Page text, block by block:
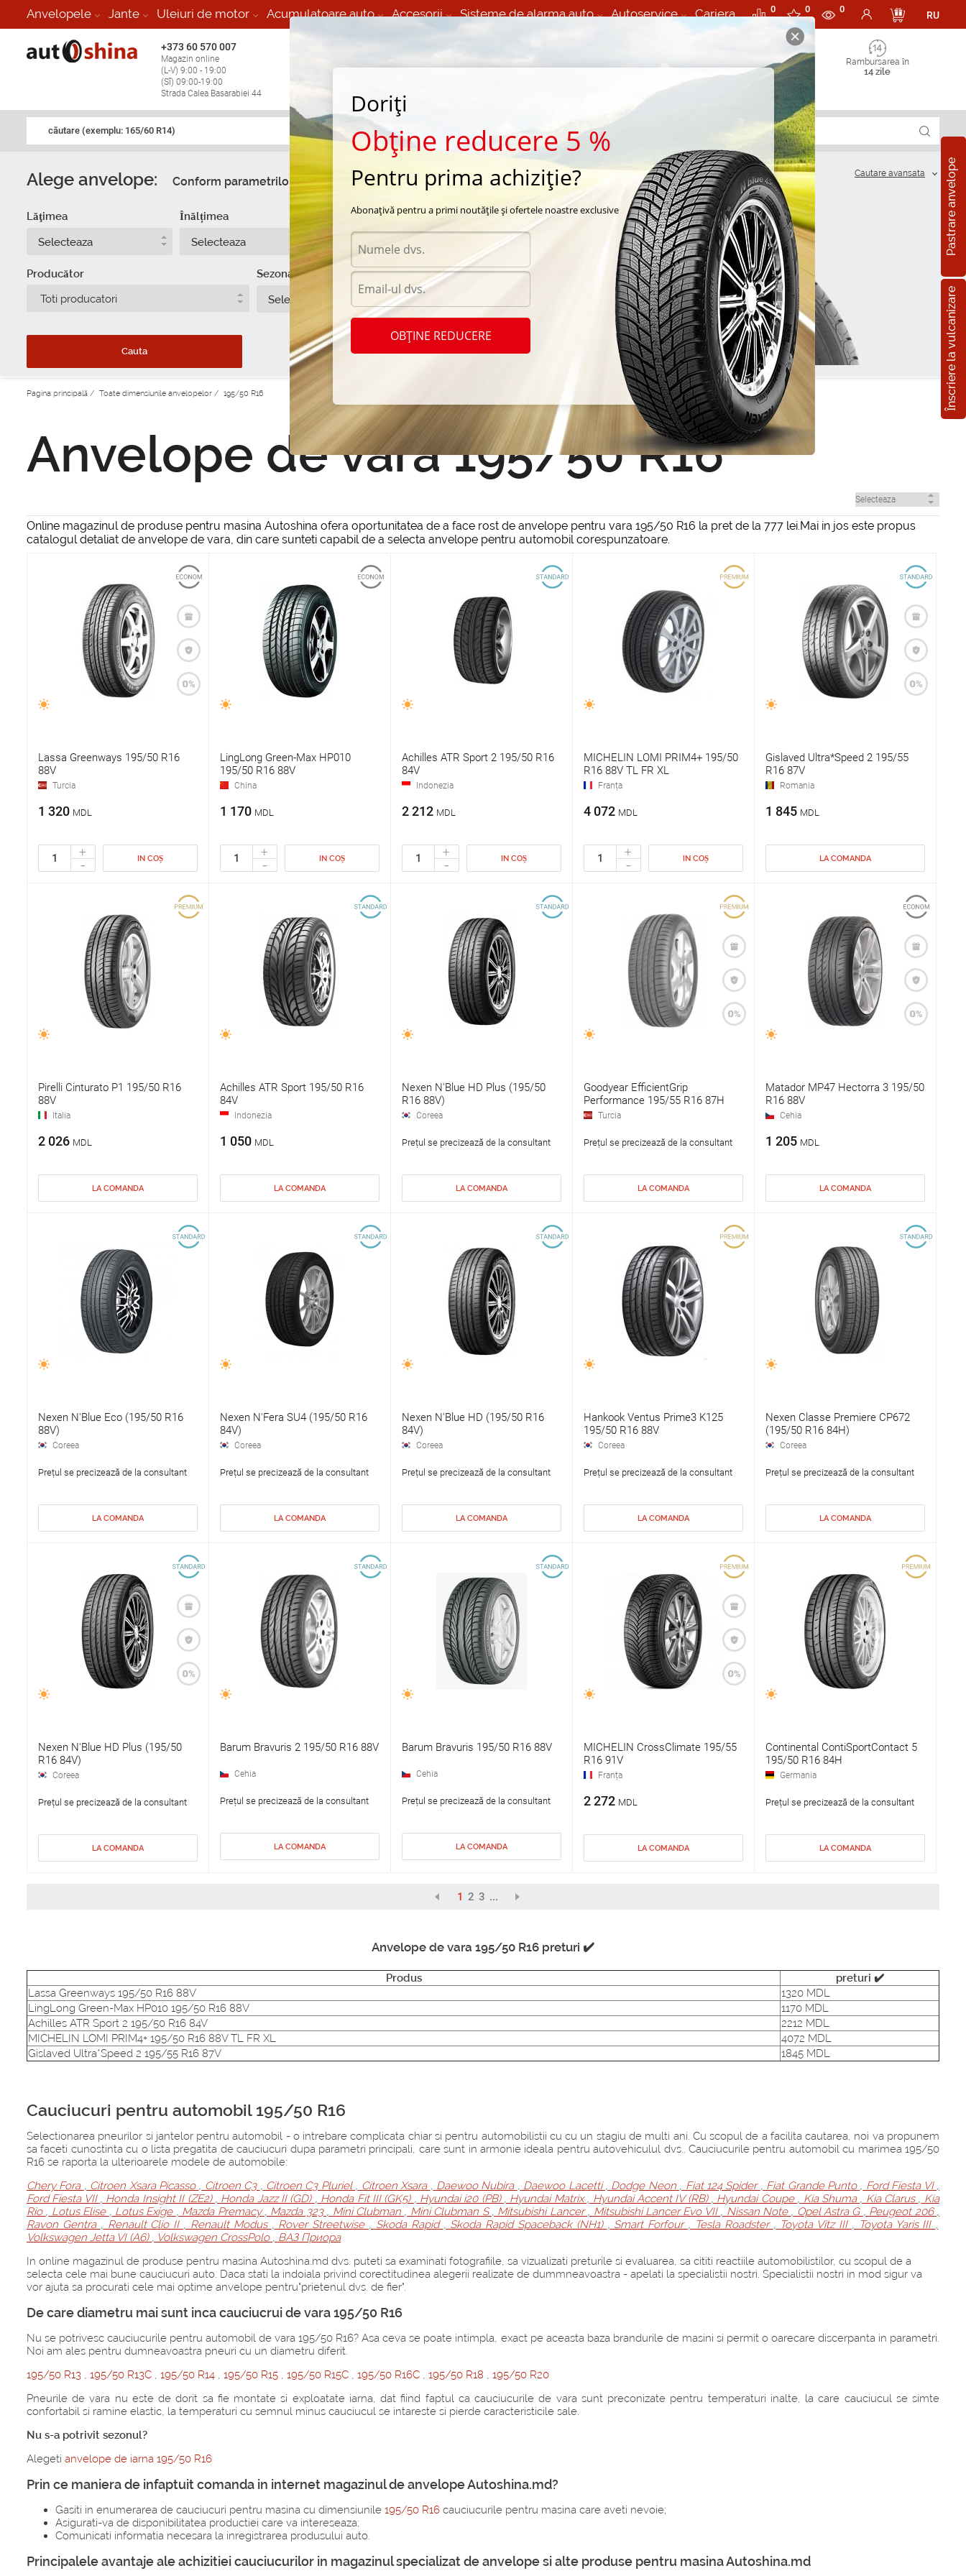
Anvelopele Jante Uleiuri de motor Acumulatoare auto Accesorii Sisteme de alarma auto Autoservice Cariera 0 0 0
RU
+373 60 570 007
Magazin online
(L-V) 9:00 - 19:00
(Sî) 09:00-19:00
Strada Calea Basarabiei 44
stop în toate regiunile
(L-V) 9:00 - 19:00
Rambursarea în
14 zile
căutare (exemplu: 165/60 R14)
Pastrare anvelope
Înscriere la vulcanizare
Alege anvelope: Conform parametrilor Dupa automobil
Cautare аvansata
Lăţimea
Selecteaza
Înălțimea
Selecteaza
Diametru
Selecteaza
Producător
Toti producatori
Sezonalitate
Selecteaza
Cauta Resetează filtrul
?
185/
65R15
Pagina principală / Toate dimensiunile anvelopelor / 195/50 R16
Anvelope de vara 195/50 R16
Online magazinul de produse pentru masina Autoshina ofera oportunitatea de a face rost de anvelope pentru vara 195/50 R16 la pret de la 777 lei.Mai in jos este propus
catalogul detaliat de anvelope de vara, din care sunteti capabil de a selecta anvelope pentru automobil corespunzatoare.
Lassa Greenways 195/50 R16
88V
Turcia
1 320 MDL
+
- IN COȘ
LingLong Green-Max HP010
195/50 R16 88V
China
1 170 MDL
+
- IN COȘ
Achilles ATR Sport 2 195/50 R16
84V
Indonezia
2 212 MDL
+
- IN COȘ
MICHELIN LOMI PRIM4+ 195/50
R16 88V TL FR XL
Franța
4 072 MDL
+
- IN COȘ
Gislaved Ultra*Speed 2 195/55
R16 87V
Romania
1 845 MDL
LA COMANDA
Pirelli Cinturato P1 195/50 R16
88V
Italia
2 026 MDL
LA COMANDA
Achilles ATR Sport 195/50 R16
84V
Indonezia
1 050 MDL
LA COMANDA
Nexen N'Blue HD Plus (195/50
R16 88V)
Coreea
Prețul se precizează de la consultant
LA COMANDA
Goodyear EfficientGrip
Performance 195/55 R16 87H
Turcia
Prețul se precizează de la consultant
LA COMANDA
Matador MP47 Hectorra 3 195/50
R16 88V
Cehia
1 205 MDL
LA COMANDA
Nexen N'Blue Eco (195/50 R16
88V)
Coreea
Prețul se precizează de la consultant
LA COMANDA
Nexen N'Fera SU4 (195/50 R16
84V)
Coreea
Prețul se precizează de la consultant
LA COMANDA
Nexen N'Blue HD (195/50 R16
84V)
Coreea
Prețul se precizează de la consultant
LA COMANDA
Hankook Ventus Prime3 K125
195/50 R16 88V
Coreea
Prețul se precizează de la consultant
LA COMANDA
Nexen Classe Premiere CP672
(195/50 R16 84H)
Coreea
Prețul se precizează de la consultant
LA COMANDA
Nexen N'Blue HD Plus (195/50
R16 84V)
Coreea
Prețul se precizează de la consultant
LA COMANDA
Barum Bravuris 2 195/50 R16 88V
Cehia
Prețul se precizează de la consultant
LA COMANDA
Barum Bravuris 195/50 R16 88V
Cehia
Prețul se precizează de la consultant
LA COMANDA
MICHELIN CrossClimate 195/55
R16 91V
Franța
2 272 MDL
LA COMANDA
Continental ContiSportContact 5
195/50 R16 84H
Germania
Prețul se precizează de la consultant
LA COMANDA
1 2 3 ...
Anvelope de vara 195/50 R16 preturi ✔️
Produs
preturi ✔️
Lassa Greenways 195/50 R16 88V
1320 MDL
LingLong Green-Max HP010 195/50 R16 88V
1170 MDL
Achilles ATR Sport 2 195/50 R16 84V
2212 MDL
MICHELIN LOMI PRIM4+ 195/50 R16 88V TL FR XL
4072 MDL
Gislaved Ultra*Speed 2 195/55 R16 87V
1845 MDL
Cauciucuri pentru automobil 195/50 R16
Selectionarea pneurilor si jantelor pentru automobil - o intrebare complicata chiar si pentru automobilistii cu cu un stagiu de multi ani. Cu scopul de a facilita cautarea, noi va propunem
sa faceti cunostinta cu o lista pregatita de cauciucuri dupa parametri principali, care sunt in armonie ideala pentru autovehiculul dvs.. Cauciucurile pentru automobil cu marimea 195/50
R16 se raporta la ulterioarele modele de automobile:
Chery Fora , Citroen Xsara Picasso , Citroen C3 , Citroen C3 Pluriel , Citroen Xsara , Daewoo Nubira , Daewoo Lacetti, Dodge Neon , Fiat 124 Spider , Fiat Grande Punto , Ford Fiesta VI ,
Ford Fiesta VII , Honda Insight II (ZE2) , Honda Jazz II (GD) , Honda Fit III (GK5) , Hyundai i20 (PB) , Hyundai Matrix, Hyundai Accent IV (RB) , Hyundai Coupe , Kia Shuma , Kia Clarus , Kia
Rio , Lotus Elise , Lotus Exige , Mazda Premacy, Mazda 323 , Mini Clubman , Mini Clubman S, Mitsubishi Lancer, Mitsubishi Lancer Evo VII , Nissan Note , Opel Astra G , Peugeot 206 ,
Ravon Gentra , Renault Clio II , Renault Modus , Rover Streetwise , Skoda Rapid , Skoda Rapid Spaceback (NH1) , Smart Forfour , Tesla Roadster , Toyota Vitz III , Toyota Yaris III ,
Volkswagen Jetta VI (A6) , Volkswagen CrossPolo , ВАЗ Приора
In online magazinul de produse pentru masina Autoshina.md dvs. puteti sa examinati fotografiile, sa vizualizati preturile si evaluarea, sa cititi reactiile automobilistilor, cu scopul de a
selecta cele mai bune cauciucuri auto. Daca stati la indoiala privind corectitudinea alegerii realizate de dummneavoastra - apelati la specialistii nostri. Specialistii nostri in mod sigur va
vor ajuta sa procurati cele mai optime anvelope pentru"prietenul dvs. de fier".
De care diametru mai sunt inca cauciucrui de vara 195/50 R16
Nu se potrivesc cauciucurile pentru automobil de vara 195/50 R16? Asa ceva se poate intimpla, exact pe aceasta baza brandurile de masini si permit o oarecare discerpanta in parametri.
Noi am ales pentru dumneavoastra pneuri cu un diametru diferit.
195/50 R13 , 195/50 R13C , 195/50 R14 , 195/50 R15 , 195/50 R15C , 195/50 R16C , 195/50 R18 , 195/50 R20
Pneurile de vara nu este de dorit sa fie montate si exploatate iarna, dat fiind faptul ca cauciucurile de vara sunt preconizate pentru temperaturi inalte, la care cauciucul se simte
confortabil si ramine elastic, la temperaturi cu semnul minus cauciucul se intareste si pierde caracteristicile sale.
Nu s-a potrivit sezonul?
Alegeti anvelope de iarna 195/50 R16
Prin ce maniera de infaptuit comanda in internet magazinul de anvelope Autoshina.md?
Gasiti in enumerarea de cauciucuri pentru masina cu dimensiunile 195/50 R16 cauciucurile pentru masina care aveti nevoie;
Asigurati-va de disponibilitatea productiei care va intereseaza;
Comunicati informatia necesara la inregistrarea produsului auto.
Principalele avantaje ale achizitiei cauciucurilor in magazinul specializat de anvelope si alte produse pentru masina Autoshina.md
Doriți
Obține reducere 5 %
Pentru prima achiziție?
Abonațivă pentru a primi noutățile și ofertele noastre exclusive
OBȚINE REDUCERE